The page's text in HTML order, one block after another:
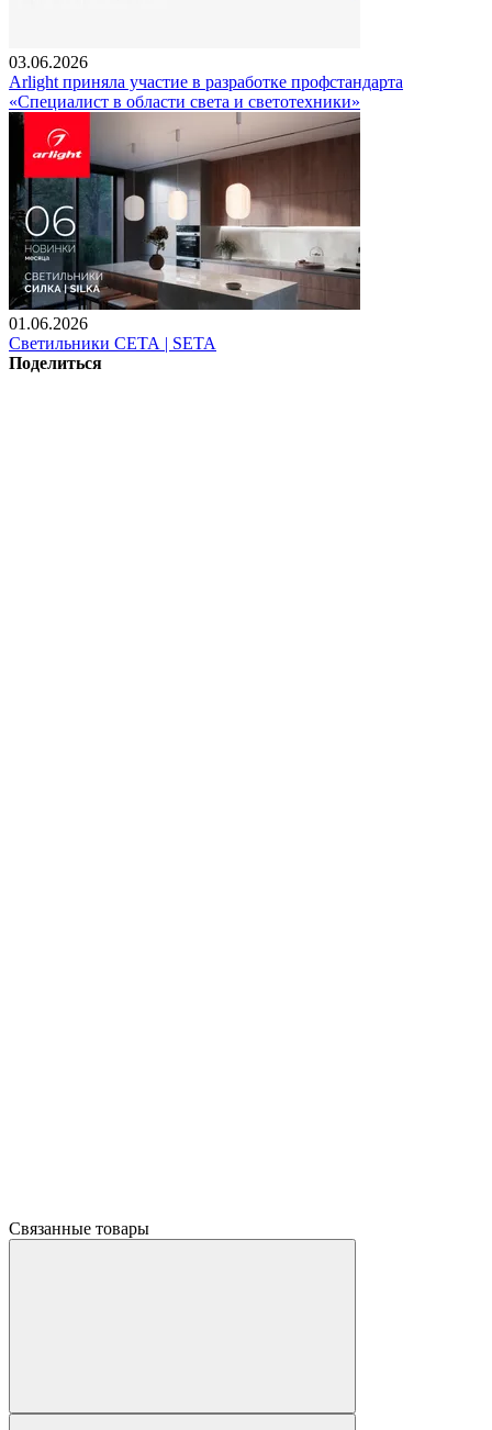
03.06.2026
Arlight приняла участие в разработке профстандарта
«Специалист в области света и светотехники»
01.06.2026
Светильники СЕТА | SETA
Поделиться
Связанные товары